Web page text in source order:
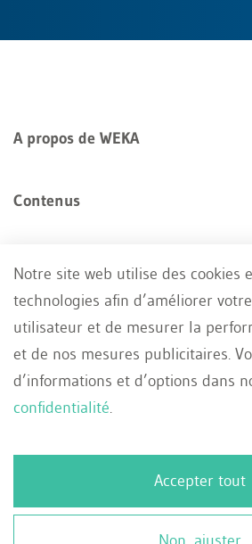
A propos de WEKA
Contenus
Offres
Services
Impressum
Conditions
Protection des données
Contact
© 2026 WEKA Business Media AG, Zürich
Notre site web utilise des cookies
technologies afin d’améliorer
utilisateur et de mesurer la
et de nos mesures publicitaires.
d’informations et d’options dans
confidentialité.
Accepter tout